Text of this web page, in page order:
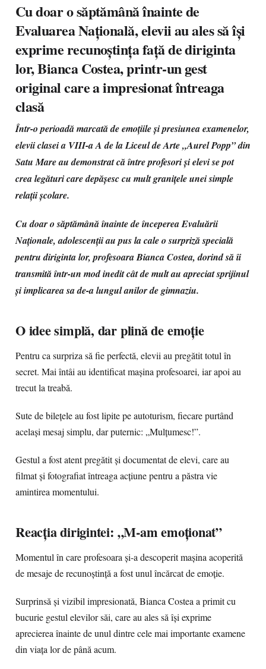
Cu doar o săptămână înainte de
Evaluarea Națională, elevii au ales să își
exprime recunoștința față de diriginta
lor, Bianca Costea, printr-un gest
original care a impresionat întreaga
clasă
Într-o perioadă marcată de emoțiile și presiunea examenelor,
elevii clasei a VIII-a A de la Liceul de Arte „Aurel Popp” din
Satu Mare au demonstrat că între profesori și elevi se pot
crea legături care depășesc cu mult granițele unei simple
relații școlare.
Cu doar o săptămână înainte de începerea Evaluării
Naționale, adolescenții au pus la cale o surpriză specială
pentru diriginta lor, profesoara Bianca Costea, dorind să îi
transmită într-un mod inedit cât de mult au apreciat sprijinul
și implicarea sa de-a lungul anilor de gimnaziu.
O idee simplă, dar plină de emoție
Pentru ca surpriza să fie perfectă, elevii au pregătit totul în
secret. Mai întâi au identificat mașina profesoarei, iar apoi au
trecut la treabă.
Sute de bilețele au fost lipite pe autoturism, fiecare purtând
același mesaj simplu, dar puternic: „Mulțumesc!”.
Gestul a fost atent pregătit și documentat de elevi, care au
filmat și fotografiat întreaga acțiune pentru a păstra vie
amintirea momentului.
Reacția dirigintei: „M-am emoționat”
Momentul în care profesoara și-a descoperit mașina acoperită
de mesaje de recunoștință a fost unul încărcat de emoție.
Surprinsă și vizibil impresionată, Bianca Costea a primit cu
bucurie gestul elevilor săi, care au ales să își exprime
aprecierea înainte de unul dintre cele mai importante examene
din viața lor de până acum.